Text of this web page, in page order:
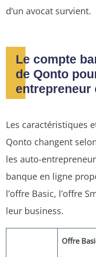
d’un avocat survient.
Le compte
de Qonto
entrepreneur
Les caractéristiques
Qonto changent
les auto-
banque en ligne
l’offre Basic, l’offre
leur business.
Offre